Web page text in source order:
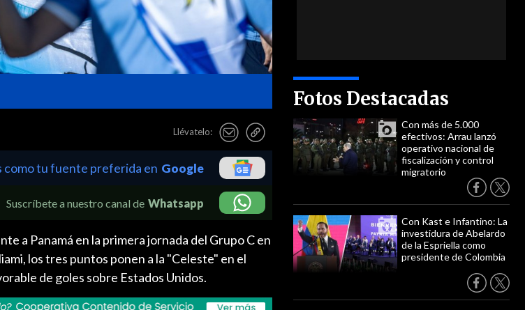
Llévatelo:
Fotos Destacadas
Con más de 5.000
efectivos: Arrau lanzó
operativo nacional de
fiscalización y control
migratorio
Con Kast e Infantino: La
investidura de Abelardo
de la Espriella como
presidente de Colombia
como tu fuente preferida en Google
Suscríbete a nuestro canal de Whatsapp
a Panamá en la primera jornada del Grupo C en
los tres puntos ponen a la "Celeste" en el
de goles sobre Estados Unidos.